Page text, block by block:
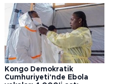
Kongo Demokratik
Cumhuriyeti'nde Ebola